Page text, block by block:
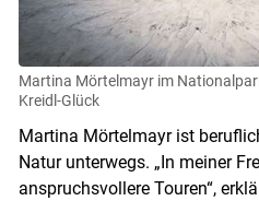
Martina Mörtelmayr im
Kreidl-Glück
Martina Mörtelmayr ist
Natur unterwegs. „In meiner
anspruchsvollere Touren“,